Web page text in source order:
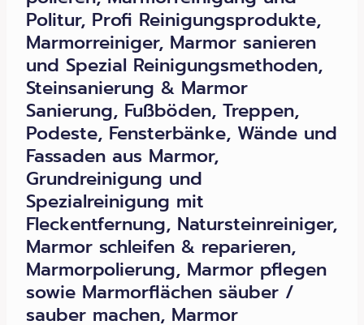
Politur, Profi Reinigungsprodukte,
Marmorreiniger, Marmor sanieren
und Spezial Reinigungsmethoden,
Steinsanierung & Marmor
Sanierung, Fußböden, Treppen,
Podeste, Fensterbänke, Wände und
Fassaden aus Marmor,
Grundreinigung und
Spezialreinigung mit
Fleckentfernung, Natursteinreiniger,
Marmor schleifen & reparieren,
Marmorpolierung, Marmor pflegen
sowie Marmorflächen säuber /
sauber machen, Marmor